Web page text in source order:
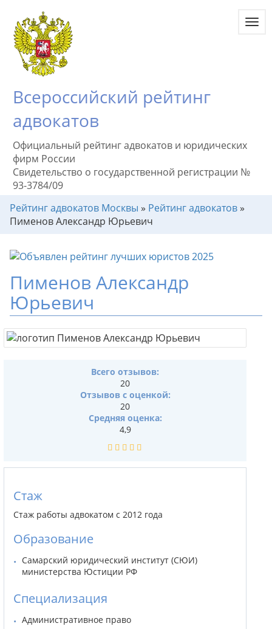
Всероссийский рейтинг
адвокатов
Официальный рейтинг адвокатов и юридических
фирм России
Свидетельство о государственной регистрации №
93-3784/09
Рейтинг адвокатов Москвы » Рейтинг адвокатов»
Пименов Александр Юрьевич
Пименов Александр
Юрьевич
Всего отзывов:
20
Отзывов с оценкой:
20
Средняя оценка:
4,9
Стаж
Стаж работы адвокатом с 2012 года
Образование
Самарский юридический институт (СЮИ)
министерства Юстиции РФ
Специализация
Административное право